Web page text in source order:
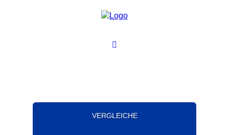
VERGLEICHE